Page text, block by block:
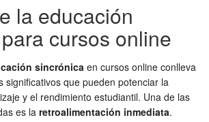
la educación
cursos online
sincrónica en cursos online conlleva
significativos que pueden potenciar la
y el rendimiento estudiantil. Una de las
es la retroalimentación inmediata.